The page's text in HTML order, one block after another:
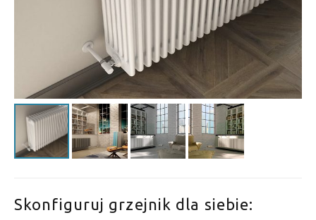
Skonfiguruj grzejnik dla siebie: